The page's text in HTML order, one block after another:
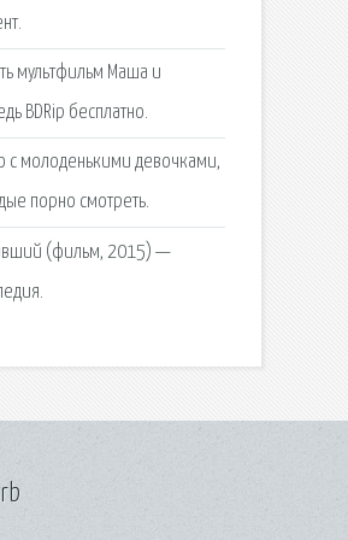
мультфильм Маша и
BDRip бесплатно.
с молоденькими девочками,
порно смотреть.
(фильм, 2015) —